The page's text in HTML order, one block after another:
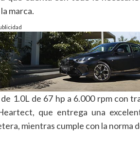
marca.
1.0L de 67 hp a 6.000 rpm con
que entrega una
mientras cumple con la norma